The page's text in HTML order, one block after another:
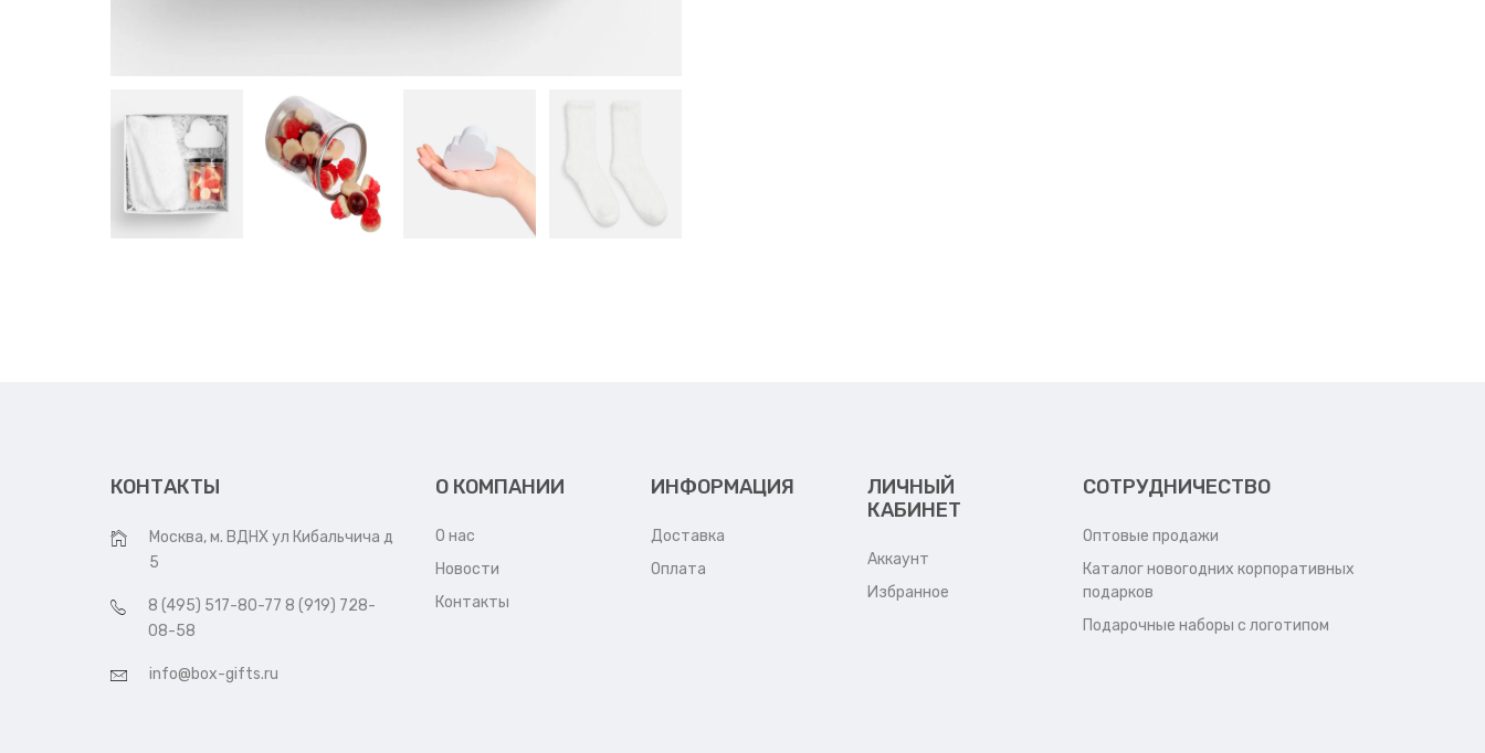
КОНТАКТЫ
Москва, м. ВДНХ ул Кибальчича д
5
8 (495) 517-80-77 8 (919) 728-
08-58
info@box-gifts.ru
О КОМПАНИИ
О нас
Новости
Контакты
ИНФОРМАЦИЯ
Доставка
Оплата
ЛИЧНЫЙ
КАБИНЕТ
Аккаунт
Избранное
СОТРУДНИЧЕСТВО
Оптовые продажи
Каталог новогодних корпоративных
подарков
Подарочные наборы с логотипом